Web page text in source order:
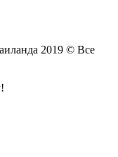
2019 © Все